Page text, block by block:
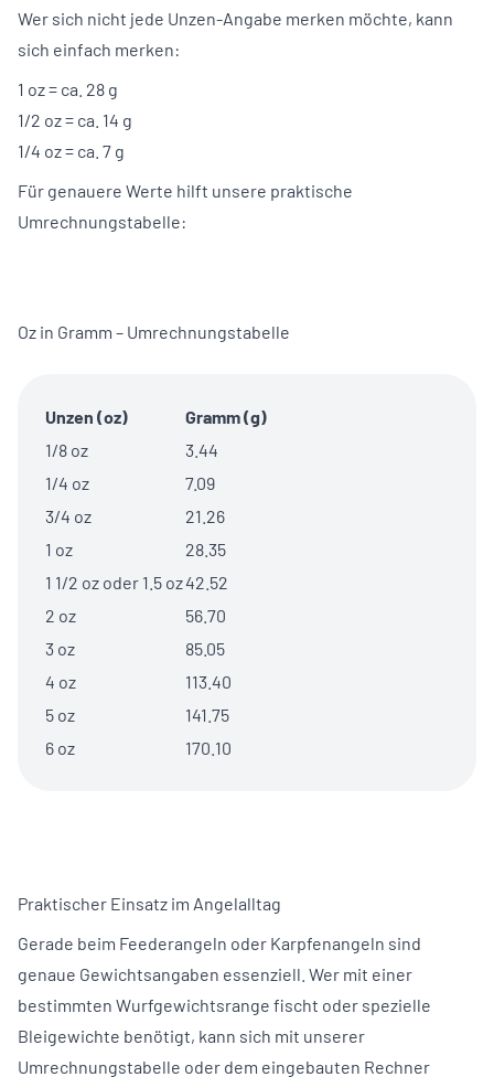
Wer sich nicht jede Unzen-Angabe merken möchte, kann
sich einfach merken:
1 oz = ca. 28 g
1/2 oz = ca. 14 g
1/4 oz = ca. 7 g
Für genauere Werte hilft unsere praktische
Umrechnungstabelle:
Oz in Gramm – Umrechnungstabelle
Unzen (oz)
Gramm (g)
1/8 oz
3.44
1/4 oz
7.09
3/4 oz
21.26
1 oz
28.35
1 1/2 oz oder 1.5 oz42.52
2 oz
56.70
3 oz
85.05
4 oz
113.40
5 oz
141.75
6 oz
170.10
Praktischer Einsatz im Angelalltag
Gerade beim Feederangeln oder Karpfenangeln sind
genaue Gewichtsangaben essenziell. Wer mit einer
bestimmten Wurfgewichtsrange fischt oder spezielle
Bleigewichte benötigt, kann sich mit unserer
Umrechnungstabelle oder dem eingebauten Rechner